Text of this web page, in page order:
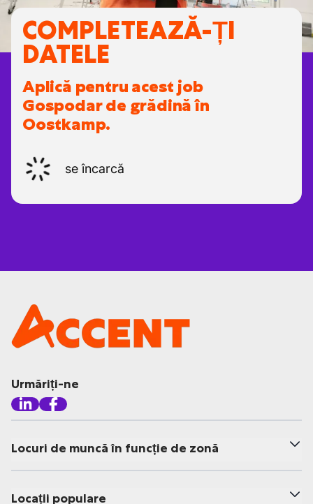
COMPLETEAZĂ-ȚI
DATELE
Aplică pentru acest job
Gospodar de grădină în
Oostkamp.
se încarcă
Urmăriți-ne
Locuri de muncă în funcție de zonă
Locații populare